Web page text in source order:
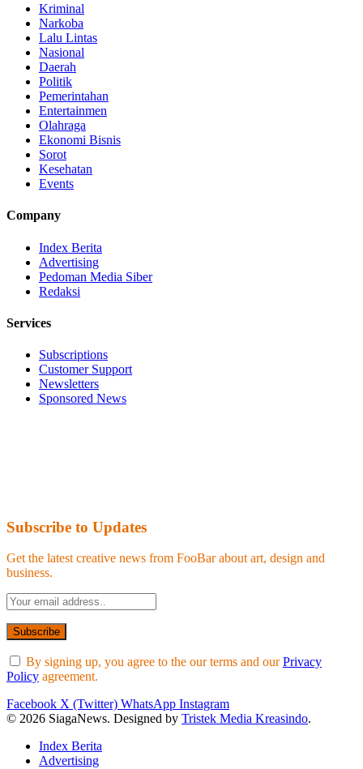
Kriminal
Narkoba
Lalu Lintas
Nasional
Daerah
Politik
Pemerintahan
Entertainmen
Olahraga
Ekonomi Bisnis
Sorot
Kesehatan
Events
Company
Index Berita
Advertising
Pedoman Media Siber
Redaksi
Services
Subscriptions
Customer Support
Newsletters
Sponsored News
Subscribe to Updates
Get the latest creative news from FooBar about art, design and
business.
By signing up, you agree to the our terms and ourPrivacy
Policy agreement.
Facebook X (Twitter) WhatsApp Instagram
© 2026 SiagaNews. Designed by Tristek Media Kreasindo.
Index Berita
Advertising